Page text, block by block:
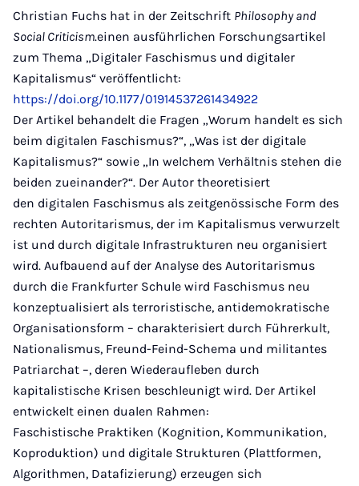
Mail
Christian Fuchs hat in der Zeitschrift Philosophy and
Social Criticism.einen ausführlichen Forschungsartikel
zum Thema „Digitaler Faschismus und digitaler
Kapitalismus“ veröffentlicht:
https://doi.org/10.1177/01914537261434922
Der Artikel behandelt die Fragen „Worum handelt es sich
beim digitalen Faschismus?“, „Was ist der digitale
Kapitalismus?“ sowie „In welchem Verhältnis stehen die
beiden zueinander?“. Der Autor theoretisiert
den digitalen Faschismus als zeitgenössische Form des
rechten Autoritarismus, der im Kapitalismus verwurzelt
ist und durch digitale Infrastrukturen neu organisiert
wird. Aufbauend auf der Analyse des Autoritarismus
durch die Frankfurter Schule wird Faschismus neu
konzeptualisiert als terroristische, antidemokratische
Organisationsform – charakterisiert durch Führerkult,
Nationalismus, Freund-Feind-Schema und militantes
Patriarchat –, deren Wiederaufleben durch
kapitalistische Krisen beschleunigt wird. Der Artikel
entwickelt einen dualen Rahmen:
Faschistische Praktiken (Kognition, Kommunikation,
Koproduktion) und digitale Strukturen (Plattformen,
Algorithmen, Datafizierung) erzeugen sich